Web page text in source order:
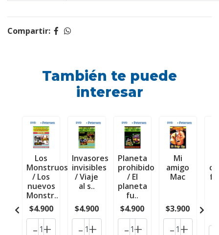
Compartir:
También te puede
interesar
Los
Monstruos
/ Los
nuevos
Monstr..
$4.900
+
-
Invasores
invisibles
/ Viaje
al s..
$4.900
+
-
Planeta
prohibido
/ El
planeta
fu..
$4.900
+
-
Mi
amigo
Mac
$3.900
+
-